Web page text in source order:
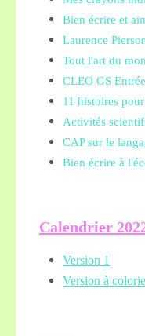
Bien écrire et
Laurence
Tout l'art du
CLEO GS
11 histoires
Activités
CAP sur le
Bien écrire à
Calendrier
Version 1
Version à